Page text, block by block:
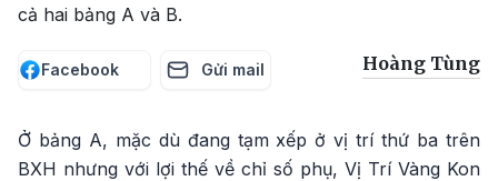
cả hai bảng A và B.
Facebook Gửi mail Hoàng Tùng
Ở bảng A, mặc dù đang tạm xếp ở vị trí thứ ba trên
BXH nhưng với lợi thế về chỉ số phụ, Vị Trí Vàng Kon